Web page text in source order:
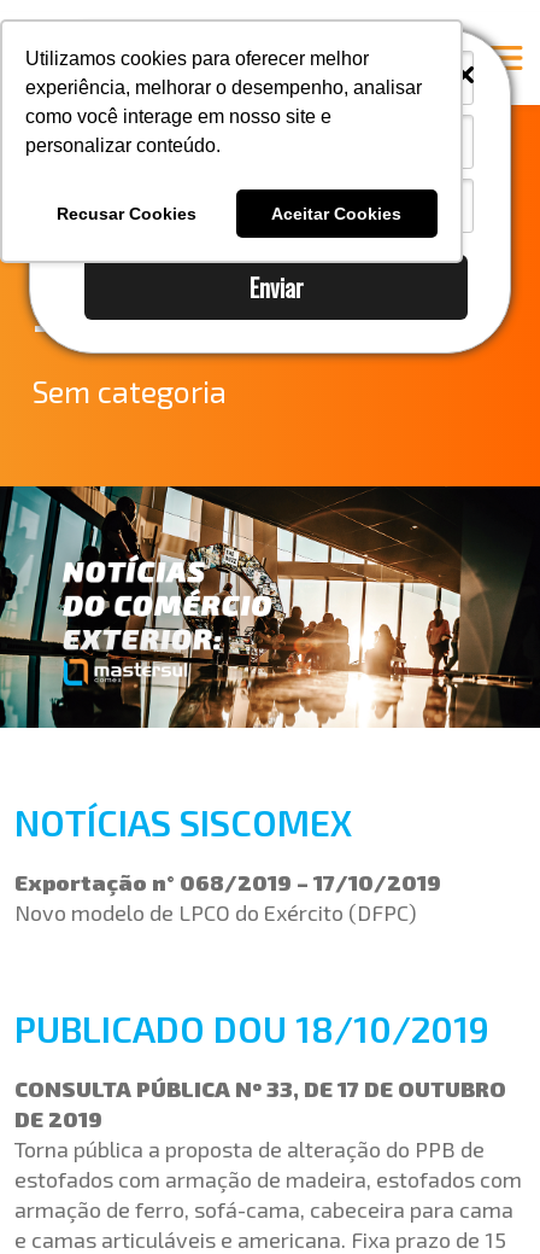
Enviar
Utilizamos cookies para oferecer melhor
experiência, melhorar o desempenho, analisar
como você interage em nosso site e
personalizar conteúdo.
Recusar Cookies Aceitar Cookies
i
i
A Mastersul
Responsabilidade social
Notícias do
Comércio Exterior
– ICMS
Sem categoria
NOTÍCIAS SISCOMEX
Exportação n° 068/2019 – 17/10/2019
Novo modelo de LPCO do Exército (DFPC)
PUBLICADO DOU 18/10/2019
CONSULTA PÚBLICA Nº 33, DE 17 DE OUTUBRO
DE 2019
Torna pública a proposta de alteração do PPB de
estofados com armação de madeira, estofados com
armação de ferro, sofá-cama, cabeceira para cama
e camas articuláveis e americana. Fixa prazo de 15